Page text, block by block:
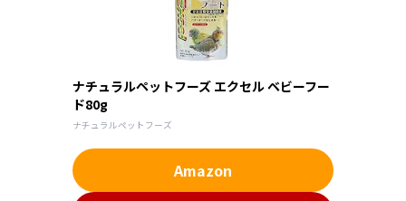
ナチュラルペットフーズ エクセル ベビーフー
ド80g
ナチュラルペットフーズ
Amazon